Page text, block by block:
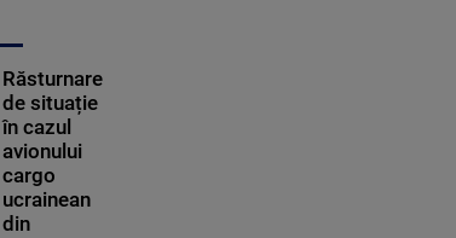
Răsturnare
de situație
în cazul
avionului
cargo
ucrainean
din